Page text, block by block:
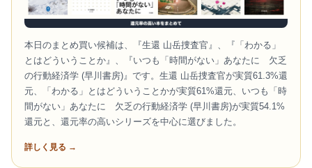
本日のまとめ買い候補は、『生還 山岳捜査官』、『「わかる」
とはどういうことか』、『いつも「時間がない」あなたに 欠乏
の行動経済学 (早川書房)』です。生還 山岳捜査官が実質61.3%還
元、「わかる」とはどういうことかが実質61%還元、いつも「時
間がない」あなたに 欠乏の行動経済学 (早川書房)が実質54.1%
還元と、還元率の高いシリーズを中心に選びました。
詳しく見る →